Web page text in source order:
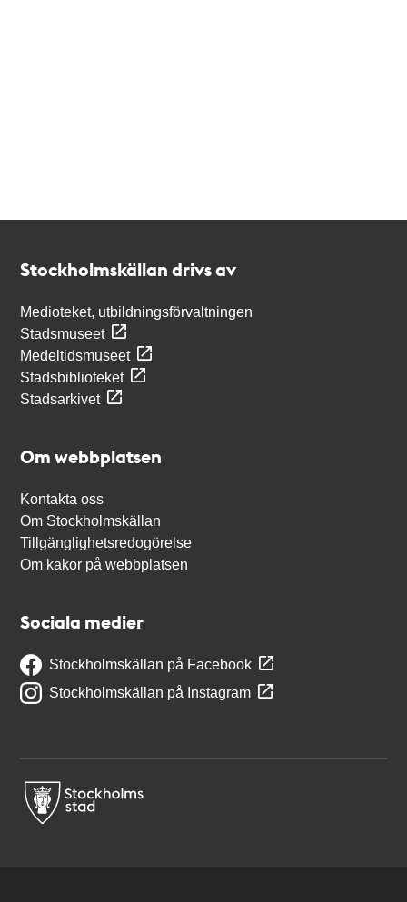
Stockholmskällan drivs av
Medioteket, utbildningsförvaltningen
Stadsmuseet
Medeltidsmuseet
Stadsbiblioteket
Stadsarkivet
Om webbplatsen
Kontakta oss
Om Stockholmskällan
Tillgänglighetsredogörelse
Om kakor på webbplatsen
Sociala medier
Stockholmskällan på Facebook
Stockholmskällan på Instagram